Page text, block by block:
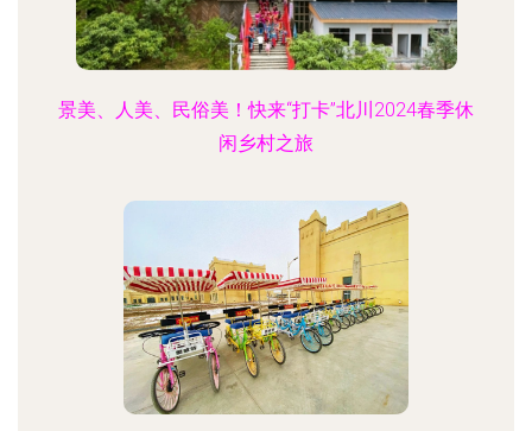
景美、人美、民俗美！快来“打卡”北川2024春季休
闲乡村之旅